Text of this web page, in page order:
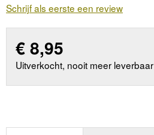
Schrijf als eerste een review
€8,95
Uitverkocht, nooit meer leverbaar